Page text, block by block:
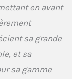
d'un
litres,
et
en avant
sa grande
et sa
sa gamme